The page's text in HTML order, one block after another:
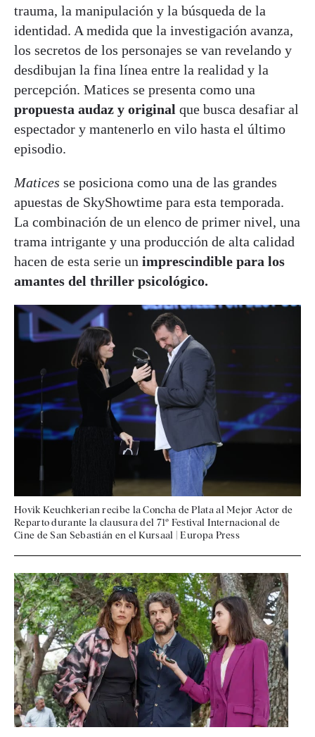
trauma, la manipulación y la búsqueda de la
identidad. A medida que la investigación avanza,
los secretos de los personajes se van revelando y
desdibujan la fina línea entre la realidad y la
percepción. Matices se presenta como una
propuesta audaz y original que busca desafiar al
espectador y mantenerlo en vilo hasta el último
episodio.
Matices se posiciona como una de las grandes
apuestas de SkyShowtime para esta temporada.
La combinación de un elenco de primer nivel, una
trama intrigante y una producción de alta calidad
hacen de esta serie un imprescindible para los
amantes del thriller psicológico.
Hovik Keuchkerian recibe la Concha de Plata al Mejor Actor de
Reparto durante la clausura del 71º Festival Internacional de
Cine de San Sebastián en el Kursaal |Europa Press